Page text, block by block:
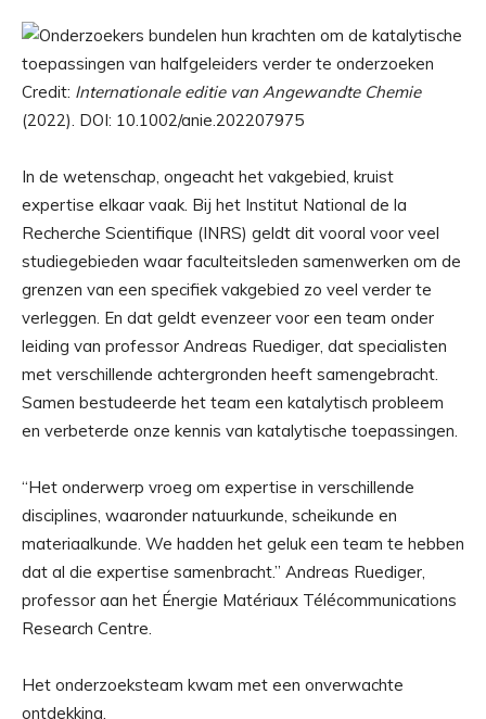
Credit: Internationale editie van Angewandte Chemie
(2022). DOI: 10.1002/anie.202207975
In de wetenschap, ongeacht het vakgebied, kruist
expertise elkaar vaak. Bij het Institut National de la
Recherche Scientifique (INRS) geldt dit vooral voor veel
studiegebieden waar faculteitsleden samenwerken om de
grenzen van een specifiek vakgebied zo veel verder te
verleggen. En dat geldt evenzeer voor een team onder
leiding van professor Andreas Ruediger, dat specialisten
met verschillende achtergronden heeft samengebracht.
Samen bestudeerde het team een ​​katalytisch probleem
en verbeterde onze kennis van katalytische toepassingen.
“Het onderwerp vroeg om expertise in verschillende
disciplines, waaronder natuurkunde, scheikunde en
materiaalkunde. We hadden het geluk een team te hebben
dat al die expertise samenbracht.” Andreas Ruediger,
professor aan het Énergie Matériaux Télécommunications
Research Centre.
Het onderzoeksteam kwam met een onverwachte
ontdekking.